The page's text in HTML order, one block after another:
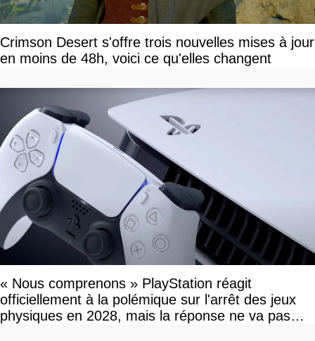
Crimson Desert s'offre trois nouvelles mises à jour
en moins de 48h, voici ce qu'elles changent
« Nous comprenons » PlayStation réagit
officiellement à la polémique sur l'arrêt des jeux
physiques en 2028, mais la réponse ne va pas